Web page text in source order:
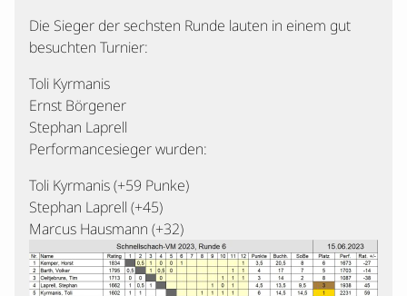
Kontakt
Die Sieger der sechsten Runde lauten in einem gut
besuchten Turnier:
Toli Kyrmanis
Ernst Börgener
Stephan Laprell
Performancesieger wurden:
Toli Kyrmanis (+59 Punke)
Stephan Laprell (+45)
Marcus Hausmann (+32)